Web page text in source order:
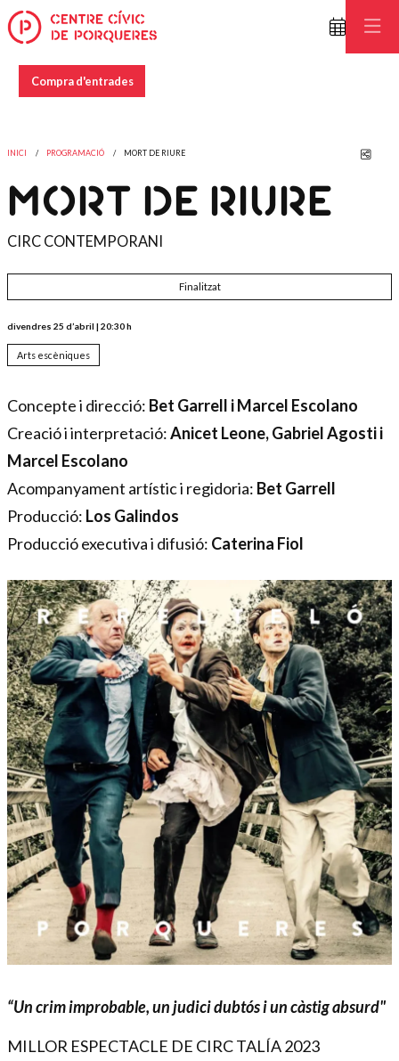
Compra d'entrades
INICI PROGRAMACIÓ MORT DE RIURE
MORT DE RIURE
CIRC CONTEMPORANI
Finalitzat
divendres 25 d’abril | 20:30 h
Arts escèniques
Concepte i direcció: Bet Garrell i Marcel Escolano
Creació i interpretació:Anicet Leone, Gabriel Agosti i
Marcel Escolano
Acompanyament artístic i regidoria: Bet Garrell
Producció: Los Galindos
Producció executiva i difusió: Caterina Fiol
“Un crim improbable, un judici dubtós i un càstig absurd"
MILLOR ESPECTACLE DE CIRC TALÍA 2023